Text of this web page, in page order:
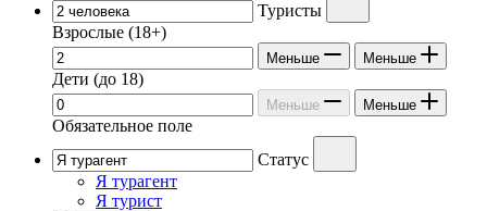
Туристы
Взрослые (18+)
Меньше Меньше
Дети (до 18)
Меньше Меньше
Обязательное поле
Статус
Я турагент
Я турист